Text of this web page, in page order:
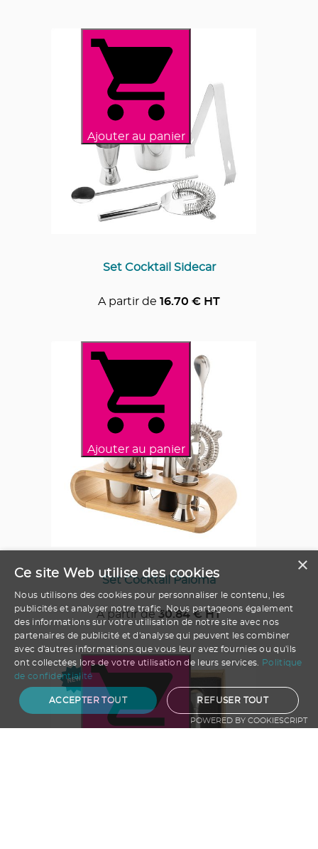
Ajouter au panier
Set Cocktail Sidecar
A partir de 16.70 € HT
Ajouter au panier
Set Cocktail Paloma
A partir de 30.84 € HT
×
Ce site Web utilise des cookies
Nous utilisons des cookies pour personnaliser le contenu, les
publicités et analyser notre trafic. Nous partageons également
des informations sur votre utilisation de notre site avec nos
partenaires de publicité et d'analyse qui peuvent les combiner
avec d'autres informations que vous leur avez fournies ou qu'ils
ont collectées lors de votre utilisation de leurs services.
Politique
de confidentialité
ACCEPTER TOUT REFUSER TOUT
POWERED BY COOKIESCRIPT